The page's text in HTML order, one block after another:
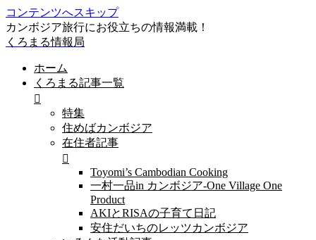
コンテンツへスキップ
カンボジア旅行にお役立ちの情報満載！
くろまる情報局
ホーム
くろまる記事一覧
特集
住めばカンボジア
在住者記事
Toyomi’s Cambodian Cooking
一村一品in カンボジア-One Village One
Product
AKIとRISAの子育て日記
安住だいちのレッツカンボジア